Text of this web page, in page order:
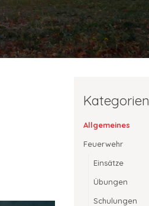
Kategorien
Allgemeines
Feuerwehr
Einsätze
Übungen
Schulungen